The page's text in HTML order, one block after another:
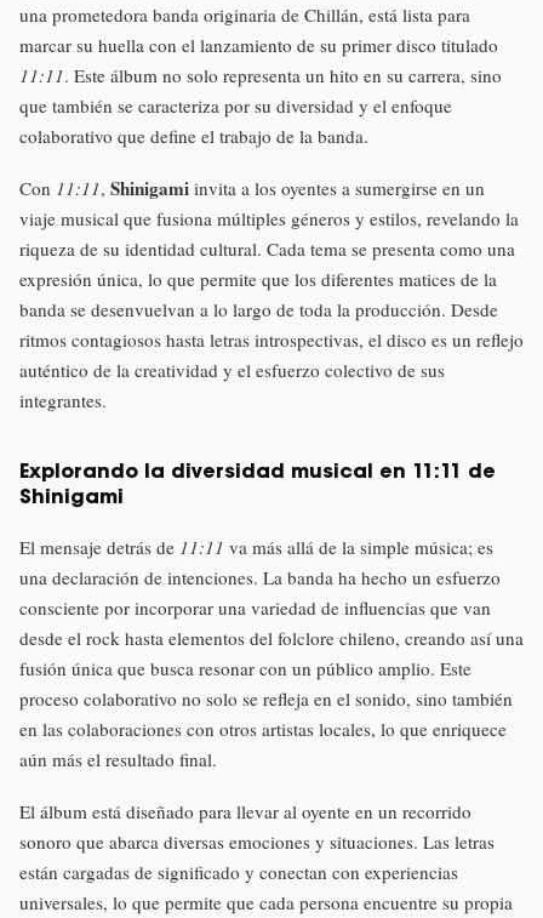
una prometedora banda originaria de Chillán, está lista para
marcar su huella con el lanzamiento de su primer disco titulado
11:11. Este álbum no solo representa un hito en su carrera, sino
que también se caracteriza por su diversidad y el enfoque
colaborativo que define el trabajo de la banda.
Con 11:11, Shinigami invita a los oyentes a sumergirse en un
viaje musical que fusiona múltiples géneros y estilos, revelando la
riqueza de su identidad cultural. Cada tema se presenta como una
expresión única, lo que permite que los diferentes matices de la
banda se desenvuelvan a lo largo de toda la producción. Desde
ritmos contagiosos hasta letras introspectivas, el disco es un reflejo
auténtico de la creatividad y el esfuerzo colectivo de sus
integrantes.
Explorando la diversidad musical en 11:11 de
Shinigami
El mensaje detrás de 11:11 va más allá de la simple música; es
una declaración de intenciones. La banda ha hecho un esfuerzo
consciente por incorporar una variedad de influencias que van
desde el rock hasta elementos del folclore chileno, creando así una
fusión única que busca resonar con un público amplio. Este
proceso colaborativo no solo se refleja en el sonido, sino también
en las colaboraciones con otros artistas locales, lo que enriquece
aún más el resultado final.
El álbum está diseñado para llevar al oyente en un recorrido
sonoro que abarca diversas emociones y situaciones. Las letras
están cargadas de significado y conectan con experiencias
universales, lo que permite que cada persona encuentre su propia